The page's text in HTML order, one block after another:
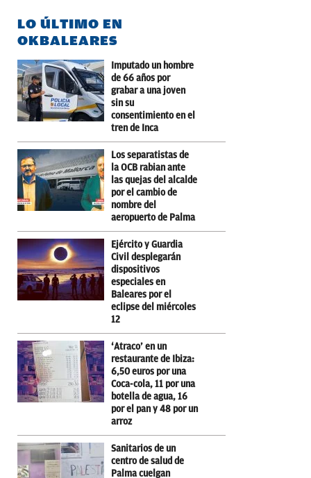
LO ÚLTIMO EN
OKBALEARES
Imputado un hombre
de 66 años por
grabar a una joven
sin su
consentimiento en el
tren de Inca
Los separatistas de
la OCB rabian ante
las quejas del alcalde
por el cambio de
nombre del
aeropuerto de Palma
Ejército y Guardia
Civil desplegarán
dispositivos
especiales en
Baleares por el
eclipse del miércoles
12
‘Atraco’ en un
restaurante de Ibiza:
6,50 euros por una
Coca-cola, 11 por una
botella de agua, 16
por el pan y 48 por un
arroz
Sanitarios de un
centro de salud de
Palma cuelgan